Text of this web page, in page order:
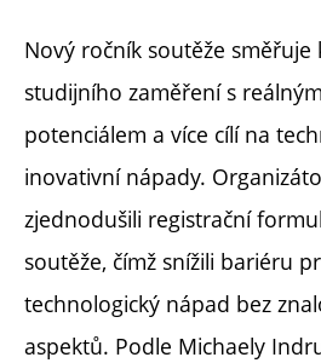
Nový ročník soutěže
studijního zaměření s
potenciálem a více cílí na
inovativní nápady.
zjednodušili registrační
soutěže, čímž snížili bariéru
technologický nápad bez
aspektů. Podle Michaely